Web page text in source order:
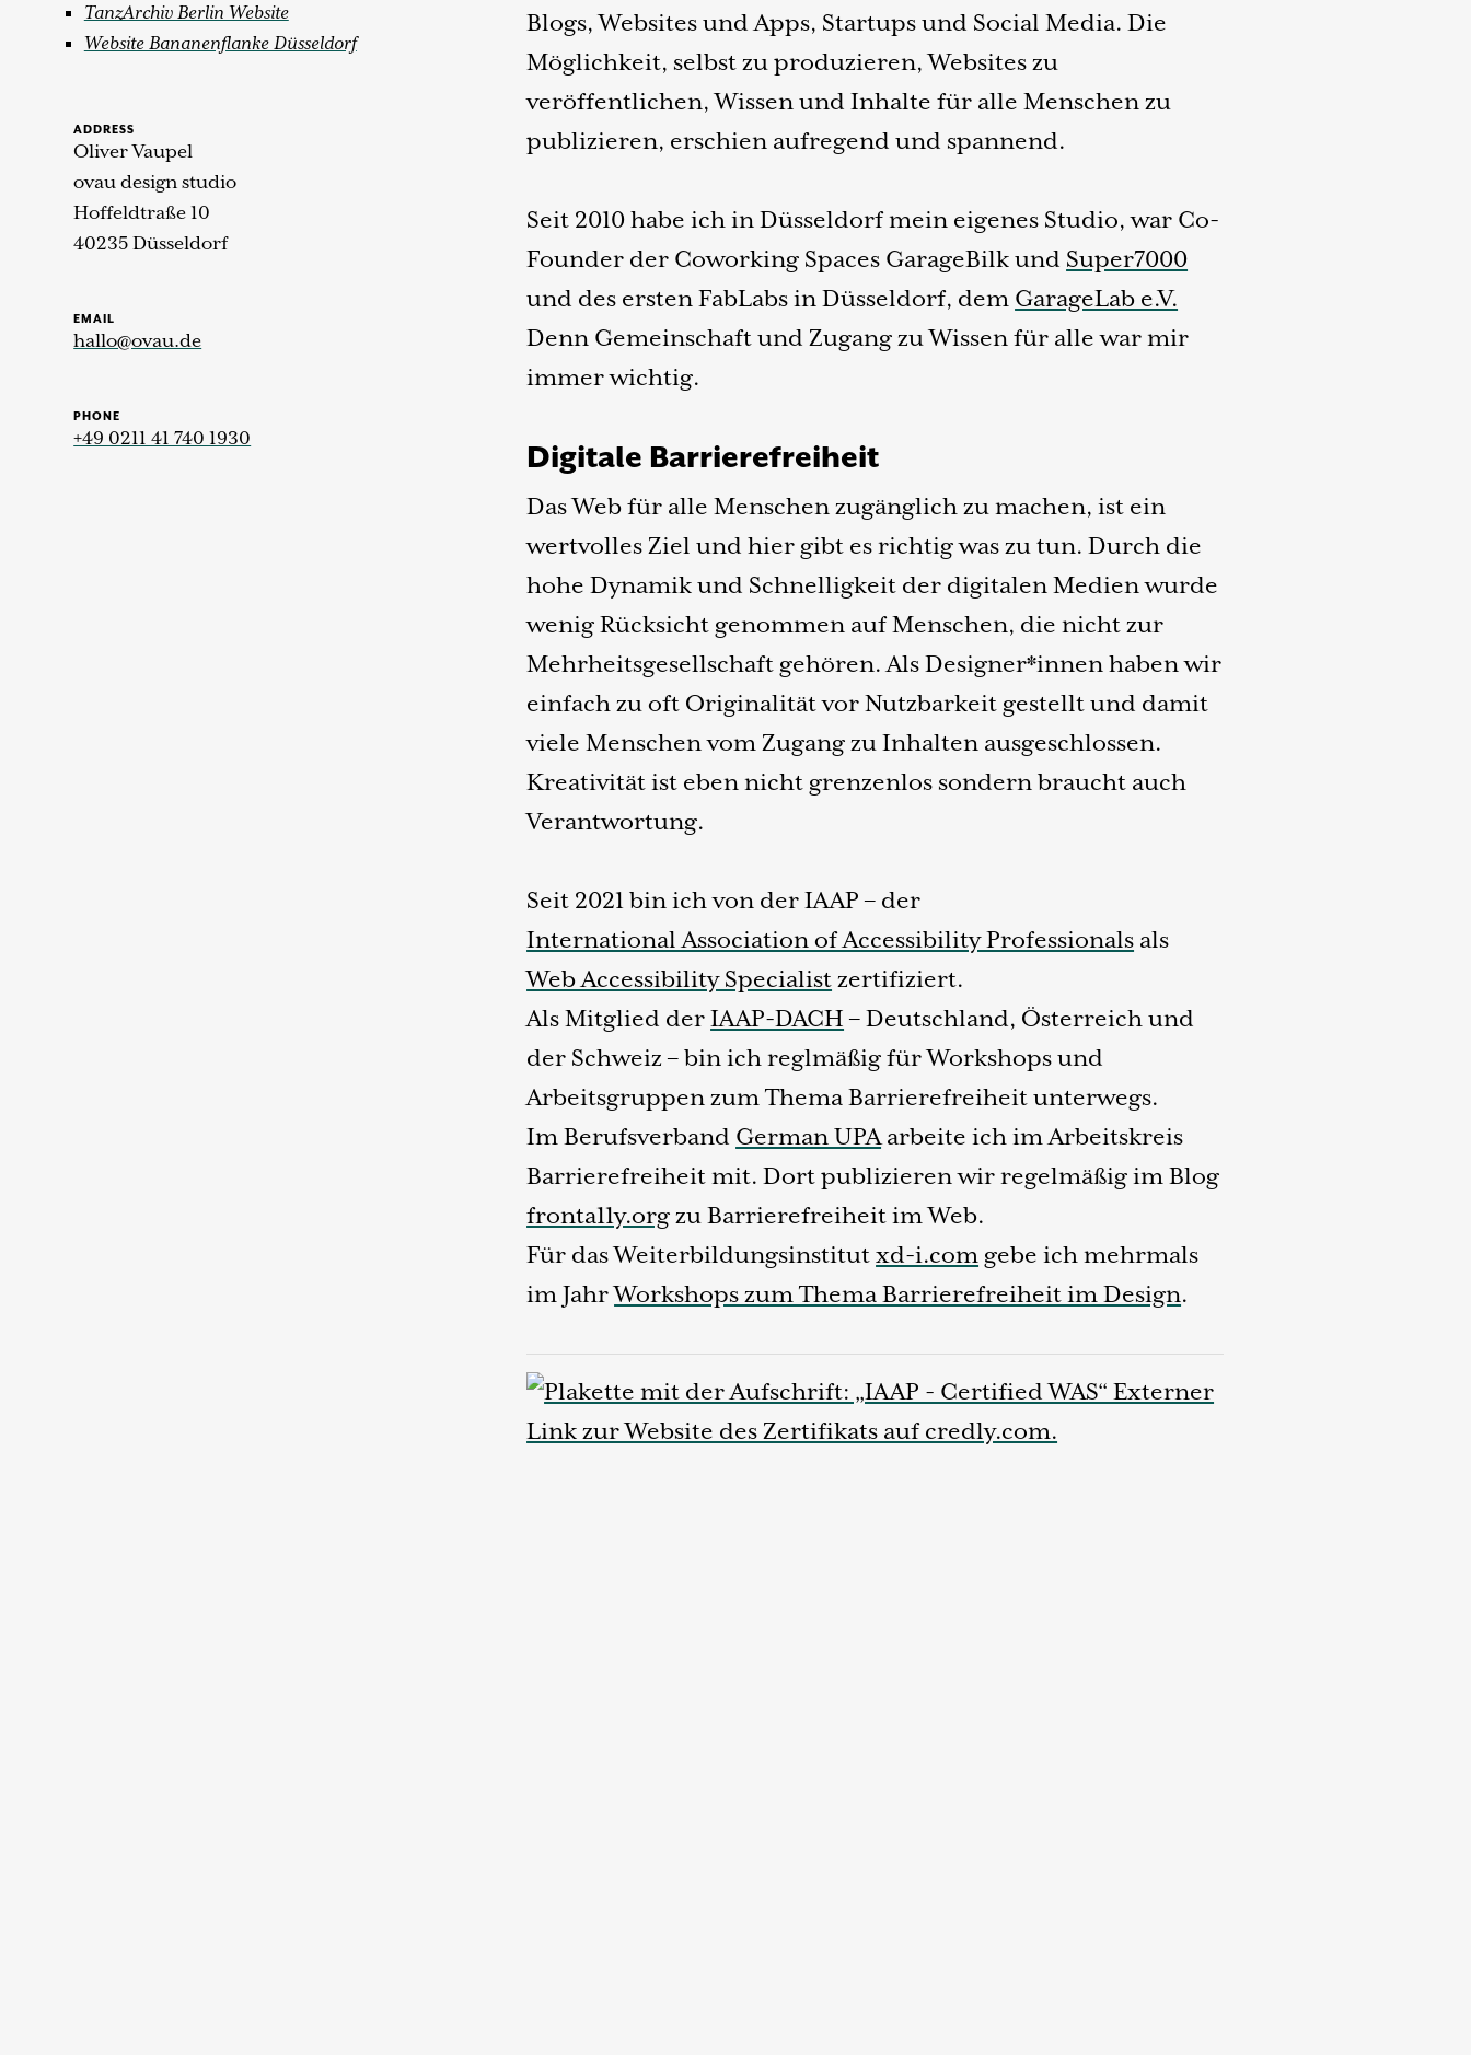
TanzArchiv Berlin Website
Website Bananenflanke Düsseldorf
ADDRESS
Oliver Vaupel
ovau design studio
Hoffeldtraße 10
40235 Düsseldorf
EMAIL
hallo@ovau.de
PHONE
+49 0211 41 740 1930
Blogs, Websites und Apps, Startups und Social Media. Die
Möglichkeit, selbst zu produzieren, Websites zu
veröffentlichen, Wissen und Inhalte für alle Menschen zu
publizieren, erschien aufregend und spannend.
Seit 2010 habe ich in Düsseldorf mein eigenes Studio, war Co-
Founder der Coworking Spaces GarageBilk und Super7000
und des ersten FabLabs in Düsseldorf, dem GarageLab e.V.
Denn Gemeinschaft und Zugang zu Wissen für alle war mir
immer wichtig.
Digitale Barrierefreiheit
Das Web für alle Menschen zugänglich zu machen, ist ein
wertvolles Ziel und hier gibt es richtig was zu tun. Durch die
hohe Dynamik und Schnelligkeit der digitalen Medien wurde
wenig Rücksicht genommen auf Menschen, die nicht zur
Mehrheitsgesellschaft gehören. Als Designer*innen haben wir
einfach zu oft Originalität vor Nutzbarkeit gestellt und damit
viele Menschen vom Zugang zu Inhalten ausgeschlossen.
Kreativität ist eben nicht grenzenlos sondern braucht auch
Verantwortung.
Seit 2021 bin ich von der IAAP – der
International Association of Accessibility Professionals als
Web Accessibility Specialistzertifiziert.
Als Mitglied derIAAP-DACH– Deutschland, Österreich und
der Schweiz – bin ich reglmäßig für Workshops und
Arbeitsgruppen zum Thema Barrierefreiheit unterwegs.
Im Berufsverband German UPAarbeite ich im Arbeitskreis
Barrierefreiheit mit. Dort publizieren wir regelmäßig im Blog
fronta11y.orgzu Barrierefreiheit im Web.
Für das Weiterbildungsinstitutxd-i.com gebe ich mehrmals
im JahrWorkshops zum Thema Barrierefreiheit im Design.